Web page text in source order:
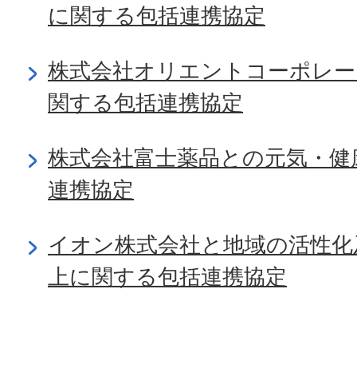
に関する包括連携協定
株式会社オリエントコーポレ
関する包括連携協定
株式会社富士薬品との元気・
連携協定
イオン株式会社と地域の活性
上に関する包括連携協定